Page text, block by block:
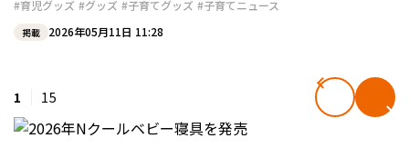
#育児グッズ #グッズ #子育てグッズ #子育てニュース
掲載 2026年05月11日 11:28
1 15